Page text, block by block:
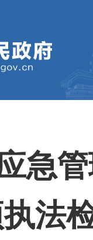
急
法